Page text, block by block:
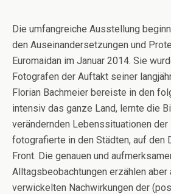
Die umfangreiche Ausstellung
den Auseinandersetzungen und
Euromaidan im Januar 2014. Sie
Fotografen der Auftakt seiner
Florian Bachmeier bereiste in den
intensiv das ganze Land, lernte die
verändernden Lebenssituationen der
fotografierte in den Städten, auf den
Front. Die genauen und
Alltagsbeobachtungen erzählen aber
verwickelten Nachwirkungen der